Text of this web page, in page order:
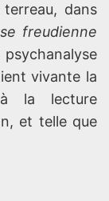
dans
freudienne
vivante la
à la lecture
et telle que